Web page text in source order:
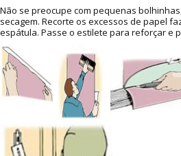
Não se preocupe com pequenas
secagem. Recorte os excessos de papel
espátula. Passe o estilete para reforçar e